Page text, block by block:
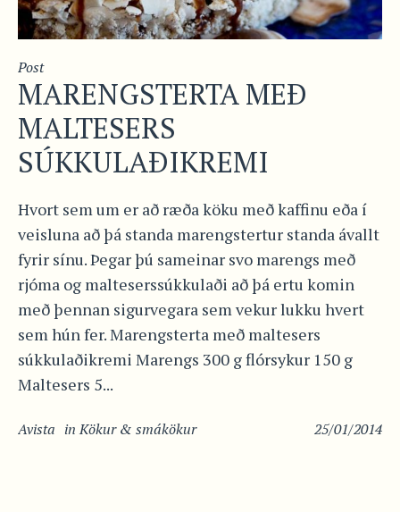
Post
MARENGSTERTA MEÐ
MALTESERS
SÚKKULAÐIKREMI
Hvort sem um er að ræða köku með kaffinu eða í
veisluna að þá standa marengstertur standa ávallt
fyrir sínu. Þegar þú sameinar svo marengs með
rjóma og malteserssúkkulaði að þá ertu komin
með þennan sigurvegara sem vekur lukku hvert
sem hún fer. Marengsterta með maltesers
súkkulaðikremi Marengs 300 g flórsykur 150 g
Maltesers 5...
25/01/2014
Avista inKökur & smákökur